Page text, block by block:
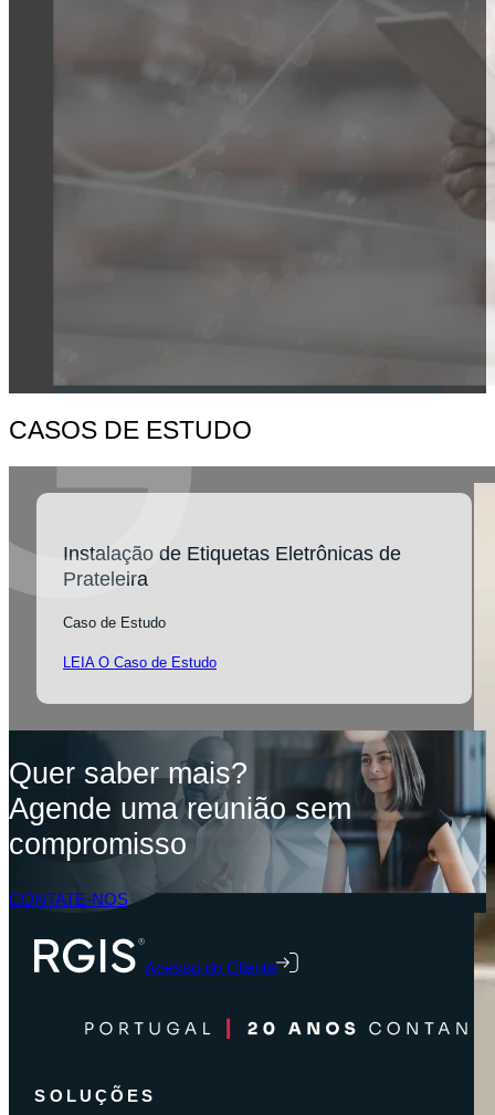
CASOS DE ESTUDO
Instalação de Etiquetas Eletrônicas de
Prateleira
Caso de Estudo
LEIA O Caso de Estudo
Quer saber mais?
Agende uma reunião sem
compromisso
CONTATE-NOS
Acesso do Cliente
SOLUÇÕES